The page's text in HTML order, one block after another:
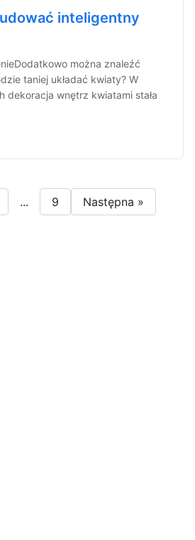
inteligentny
można znaleźć
taniej układać kwiaty? W
dekoracja wnętrz kwiatami stała
... 9 Następna »